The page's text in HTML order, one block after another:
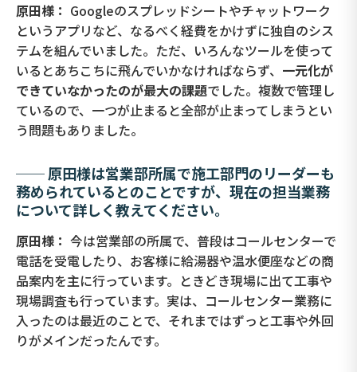
原田様： Googleのスプレッドシートやチャットワーク
というアプリなど、なるべく経費をかけずに独自のシス
テムを組んでいました。ただ、いろんなツールを使って
いるとあちこちに飛んでいかなければならず、 一元化が
できていなかったのが最大の課題でした。複数で管理し
ているので、一つが止まると全部が止まってしまうとい
う問題もありました。
── 原田様は営業部所属で施工部門のリーダーも
務められているとのことですが、現在の担当業務
について詳しく教えてください。
原田様： 今は営業部の所属で、普段はコールセンターで
電話を受電したり、お客様に給湯器や温水便座などの商
品案内を主に行っています。ときどき現場に出て工事や
現場調査も行っています。実は、コールセンター業務に
入ったのは最近のことで、それまではずっと工事や外回
りがメインだったんです。